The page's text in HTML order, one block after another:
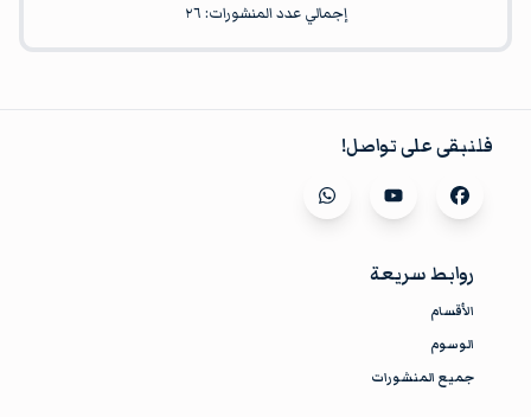
إجمالي عدد المنشورات: ٢٦
فلنبقى على تواصل!
Visit ourfacebook
Visit our youtube
whatsapp
روابط سريعة
الأقسام
الوسوم
جميع المنشورات